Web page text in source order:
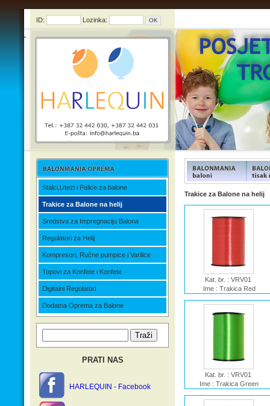
ID: Lozinka:
Stalci,Utezi i Palice za balone
Trakice za Balone na helij
Sredstva za Impregnaciju Balona
Regulatori za Helij
Kompresori, Ručne pumpice i Varilice
Topovi za Konfete i Konfete
Digitalni Regulatori
Dodatna Oprema za Balone
PRATI NAS
HARLEQUIN - Facebook
Trakice za Balone na helij
Kat. br. : VRV01
Ime : Trakica Red
Kat. br. : VRV01
Ime : Trakica Green